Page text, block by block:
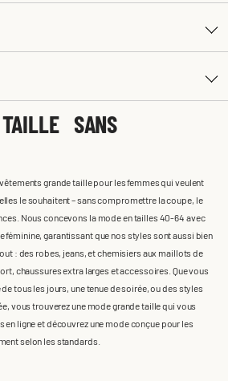
TAILLE SANS
grande taille pour les femmes qui veulent
le souhaitent – sans compromettre la coupe, le
Nous concevons la mode en tailles 40-64 avec
féminine, garantissant que nos styles sont aussi bien
: des robes, jeans, et chemisiers aux maillots de
chaussures extra larges et accessoires. Que vous
tous les jours, une tenue de soirée, ou des styles
vous trouverez une mode grande taille qui vous
ligne et découvrez une mode conçue pour les
selon les standards.